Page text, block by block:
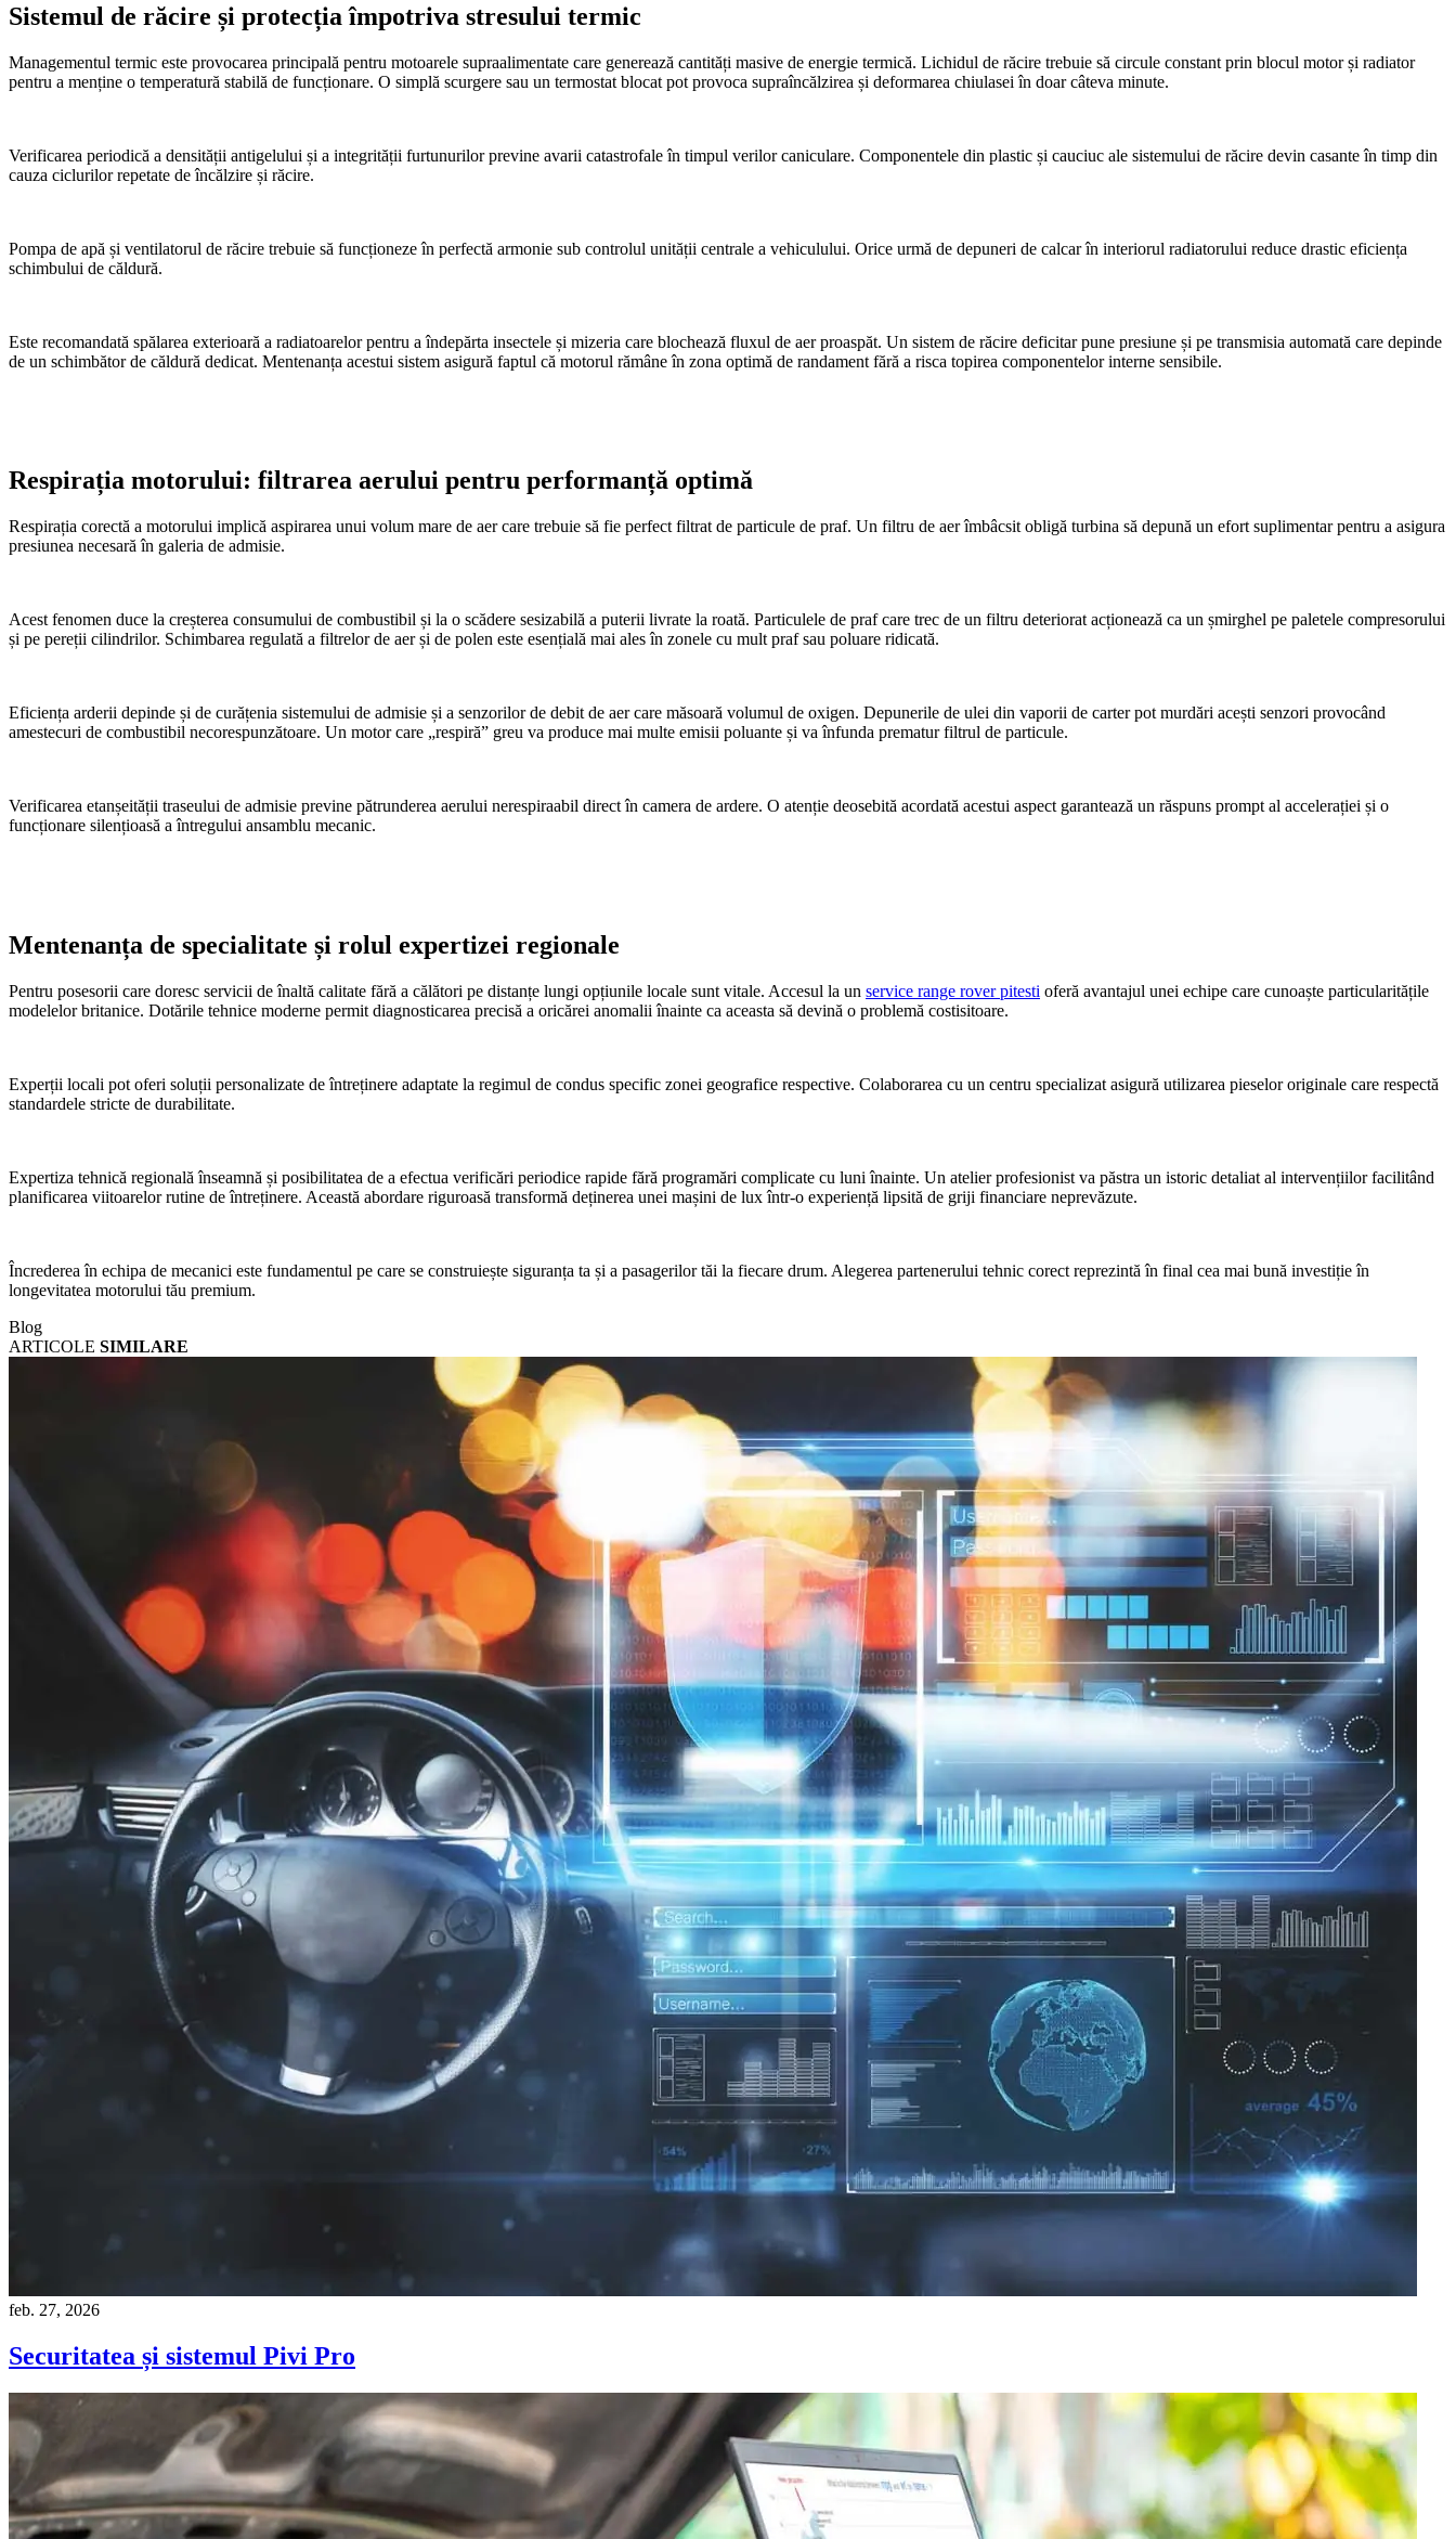
Sistemul de răcire și protecția împotriva stresului termic
Managementul termic este provocarea principală pentru motoarele supraalimentate care generează cantități masive de energie termică. Lichidul de răcire trebuie să circule constant prin blocul motor și radiator
pentru a menține o temperatură stabilă de funcționare. O simplă scurgere sau un termostat blocat pot provoca supraîncălzirea și deformarea chiulasei în doar câteva minute.
Verificarea periodică a densității antigelului și a integrității furtunurilor previne avarii catastrofale în timpul verilor caniculare. Componentele din plastic și cauciuc ale sistemului de răcire devin casante în timp din
cauza ciclurilor repetate de încălzire și răcire.
Pompa de apă și ventilatorul de răcire trebuie să funcționeze în perfectă armonie sub controlul unității centrale a vehiculului. Orice urmă de depuneri de calcar în interiorul radiatorului reduce drastic eficiența
schimbului de căldură.
Este recomandată spălarea exterioară a radiatoarelor pentru a îndepărta insectele și mizeria care blochează fluxul de aer proaspăt. Un sistem de răcire deficitar pune presiune și pe transmisia automată care depinde
de un schimbător de căldură dedicat. Mentenanța acestui sistem asigură faptul că motorul rămâne în zona optimă de randament fără a risca topirea componentelor interne sensibile.
Respirația motorului: filtrarea aerului pentru performanță optimă
Respirația corectă a motorului implică aspirarea unui volum mare de aer care trebuie să fie perfect filtrat de particule de praf. Un filtru de aer îmbâcsit obligă turbina să depună un efort suplimentar pentru a asigura
presiunea necesară în galeria de admisie.
Acest fenomen duce la creșterea consumului de combustibil și la o scădere sesizabilă a puterii livrate la roată. Particulele de praf care trec de un filtru deteriorat acționează ca un șmirghel pe paletele compresorului
și pe pereții cilindrilor. Schimbarea regulată a filtrelor de aer și de polen este esențială mai ales în zonele cu mult praf sau poluare ridicată.
Eficiența arderii depinde și de curățenia sistemului de admisie și a senzorilor de debit de aer care măsoară volumul de oxigen. Depunerile de ulei din vaporii de carter pot murdări acești senzori provocând
amestecuri de combustibil necorespunzătoare. Un motor care „respiră” greu va produce mai multe emisii poluante și va înfunda prematur filtrul de particule.
Verificarea etanșeității traseului de admisie previne pătrunderea aerului nerespiraabil direct în camera de ardere. O atenție deosebită acordată acestui aspect garantează un răspuns prompt al accelerației și o
funcționare silențioasă a întregului ansamblu mecanic.
Mentenanța de specialitate și rolul expertizei regionale
Pentru posesorii care doresc servicii de înaltă calitate fără a călători pe distanțe lungi opțiunile locale sunt vitale. Accesul la un service range rover pitesti oferă avantajul unei echipe care cunoaște particularitățile
modelelor britanice. Dotările tehnice moderne permit diagnosticarea precisă a oricărei anomalii înainte ca aceasta să devină o problemă costisitoare.
Experții locali pot oferi soluții personalizate de întreținere adaptate la regimul de condus specific zonei geografice respective. Colaborarea cu un centru specializat asigură utilizarea pieselor originale care respectă
standardele stricte de durabilitate.
Expertiza tehnică regională înseamnă și posibilitatea de a efectua verificări periodice rapide fără programări complicate cu luni înainte. Un atelier profesionist va păstra un istoric detaliat al intervențiilor facilitând
planificarea viitoarelor rutine de întreținere. Această abordare riguroasă transformă deținerea unei mașini de lux într-o experiență lipsită de griji financiare neprevăzute.
Încrederea în echipa de mecanici este fundamentul pe care se construiește siguranța ta și a pasagerilor tăi la fiecare drum. Alegerea partenerului tehnic corect reprezintă în final cea mai bună investiție în
longevitatea motorului tău premium.
Blog
ARTICOLE SIMILARE
feb. 27, 2026
Securitatea și sistemul Pivi Pro